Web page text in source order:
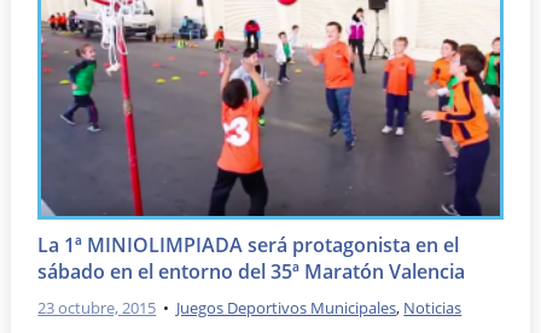
La 1ª MINIOLIMPIADA será protagonista en el
sábado en el entorno del 35ª Maratón Valencia
23 octubre, 2015 • Juegos Deportivos Municipales, Noticias